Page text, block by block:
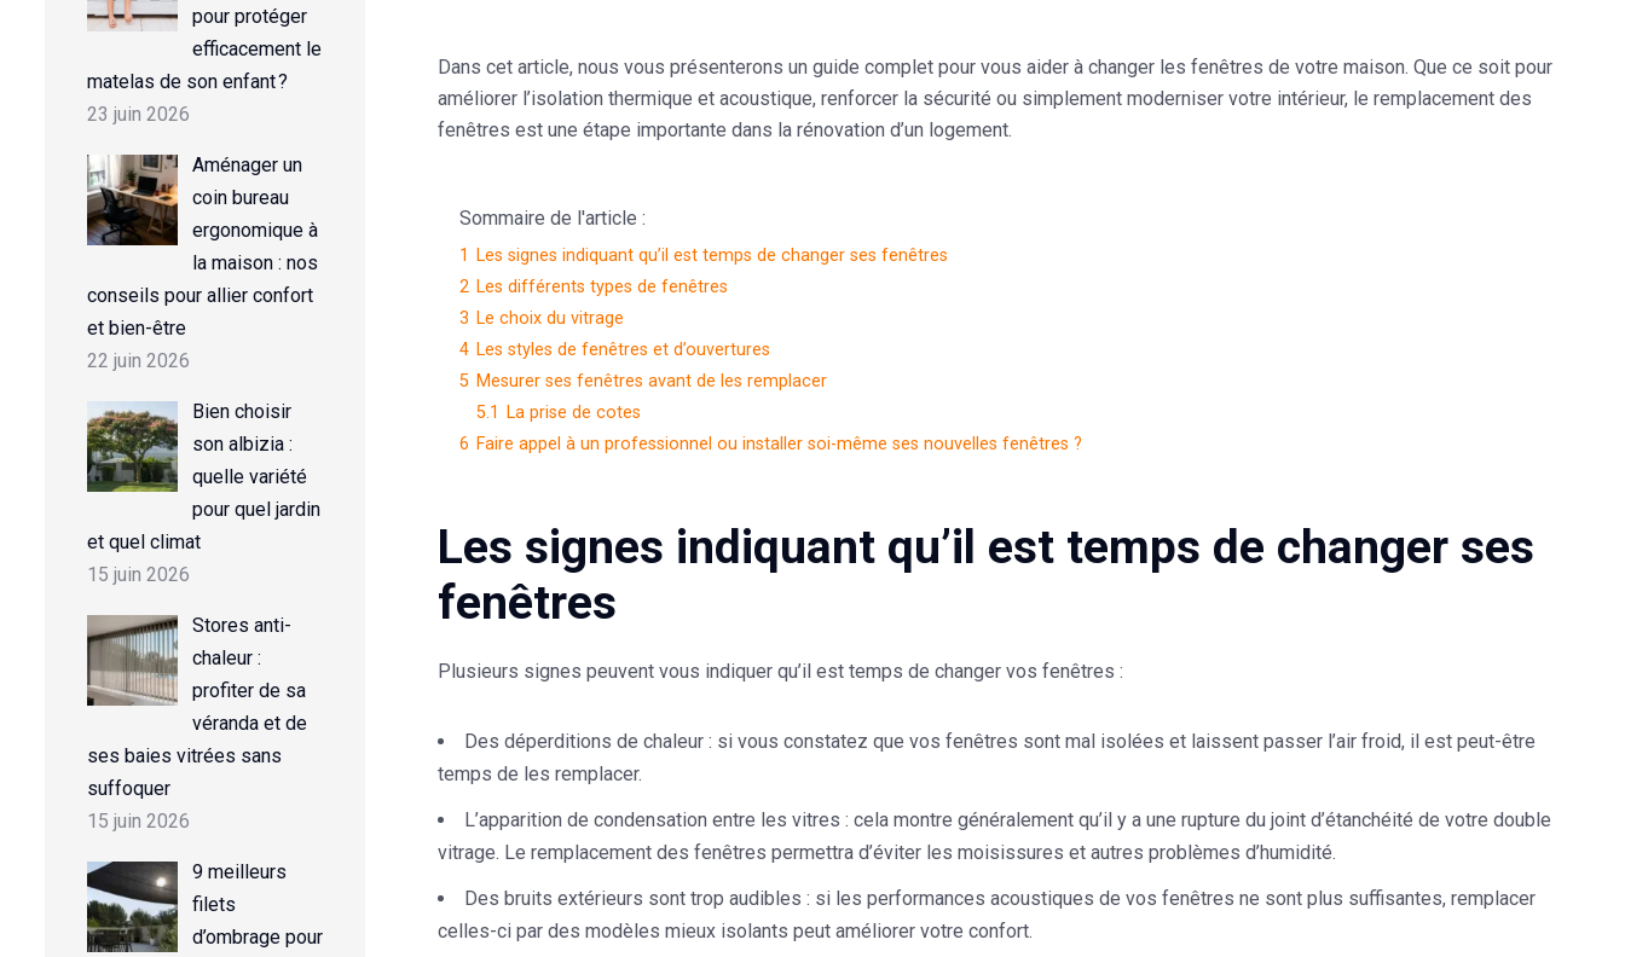
pour protéger
efficacement le
matelas de son enfant ?
23 juin 2026
Aménager un
coin bureau
ergonomique à
la maison : nos
conseils pour allier confort
et bien-être
22 juin 2026
Bien choisir
son albizia :
quelle variété
pour quel jardin
et quel climat
15 juin 2026
Stores anti-
chaleur :
profiter de sa
véranda et de
ses baies vitrées sans
suffoquer
15 juin 2026
9 meilleurs
filets
d’ombrage pour
Dans cet article, nous vous présenterons un guide complet pour vous aider à changer les fenêtres de votre maison. Que ce soit pour
améliorer l’isolation thermique et acoustique, renforcer la sécurité ou simplement moderniser votre intérieur, le remplacement des
fenêtres est une étape importante dans la rénovation d’un logement.
Sommaire de l'article :
1 Les signes indiquant qu’il est temps de changer ses fenêtres
2 Les différents types de fenêtres
3 Le choix du vitrage
4 Les styles de fenêtres et d’ouvertures
5 Mesurer ses fenêtres avant de les remplacer
5.1 La prise de cotes
6 Faire appel à un professionnel ou installer soi-même ses nouvelles fenêtres ?
Les signes indiquant qu’il est temps de changer ses
fenêtres
Plusieurs signes peuvent vous indiquer qu’il est temps de changer vos fenêtres :
Des déperditions de chaleur : si vous constatez que vos fenêtres sont mal isolées et laissent passer l’air froid, il est peut-être
temps de les remplacer.
L’apparition de condensation entre les vitres : cela montre généralement qu’il y a une rupture du joint d’étanchéité de votre double
vitrage. Le remplacement des fenêtres permettra d’éviter les moisissures et autres problèmes d’humidité.
Des bruits extérieurs sont trop audibles : si les performances acoustiques de vos fenêtres ne sont plus suffisantes, remplacer
celles-ci par des modèles mieux isolants peut améliorer votre confort.